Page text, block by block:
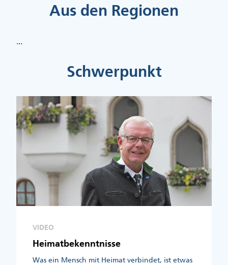
Aus den Regionen
...
Schwerpunkt
VIDEO
Heimatbekenntnisse
Was ein Mensch mit Heimat verbindet, ist etwas